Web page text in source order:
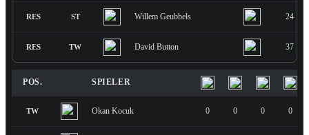
RES ST Willem Geubbels 24
RES TW David Button 37
POS. SPIELER
TW Okan Kocuk 0 0 0 0